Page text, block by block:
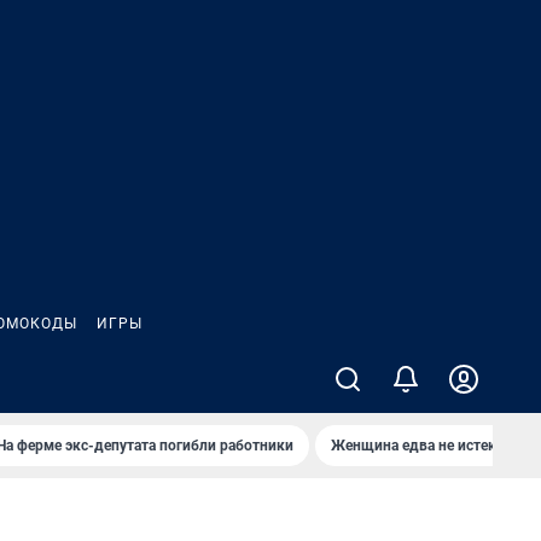
ИГРЫ
На ферме экс-депутата погибли работники Женщина едва не истекла